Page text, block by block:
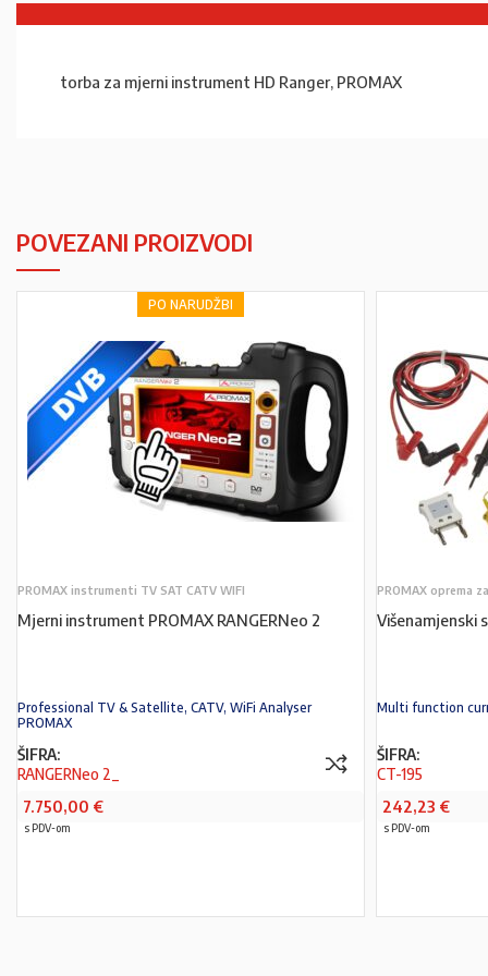
torba za mjerni instrument HD Ranger, PROMAX
POVEZANI PROIZVODI
PO NARUDŽBI
PROMAX instrumenti TV SAT CATV WIFI
Mjerni instrument PROMAX RANGERNeo 2
Professional TV & Satellite, CATV, WiFi Analyser
PROMAX
ŠIFRA:
RANGERNeo 2_
7.750,00 €
s PDV-om
PROMAX oprema
Višenamjenski
Multi function
ŠIFRA:
CT-195
242,23 €
s PDV-om